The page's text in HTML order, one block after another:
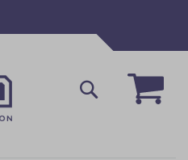
Mój
Szukaj